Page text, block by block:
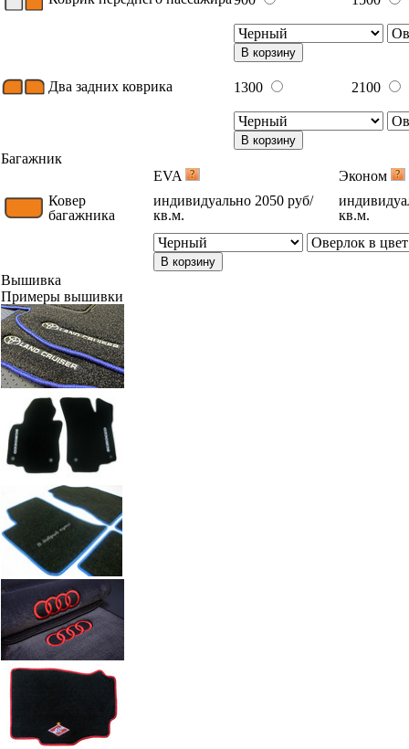
В корзину
Два задних коврика 1300 2100
В корзину
Багажник
EVA
Эконом
Ковер
багажника
индивидуально 2050 руб/
кв.м.
кв.м.
В корзину
Вышивка
Примеры вышивки